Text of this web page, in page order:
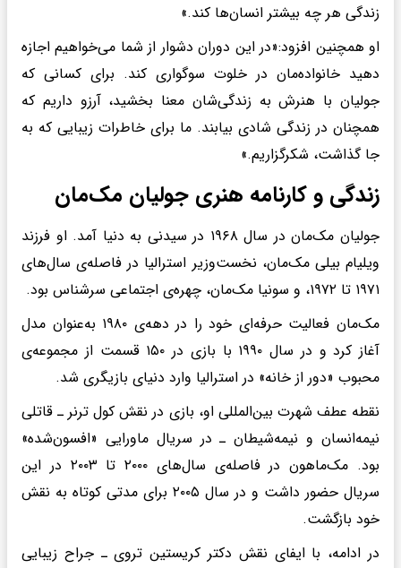
زندگی هر چه بیشتر انسان‌ها کند.»
او همچنین افزود:«در این دوران دشوار از شما می‌خواهیم اجازه
دهید خانواده‌مان در خلوت سوگواری کند. برای کسانی که
جولیان با هنرش به زندگی‌شان معنا بخشید، آرزو داریم که
همچنان در زندگی شادی بیابند. ما برای خاطرات زیبایی که به
جا گذاشت، شکرگزاریم.»
زندگی و کارنامه هنری جولیان مک‌مان
جولیان مک‌مان در سال ۱۹۶۸ در سیدنی به دنیا آمد. او فرزند
ویلیام بیلی مک‌مان، نخست‌وزیر استرالیا در فاصله‌ی سال‌های
۱۹۷۱ تا ۱۹۷۲، و سونیا مک‌مان، چهره‌ی اجتماعی سرشناس بود.
مک‌مان فعالیت حرفه‌ای خود را در دهه‌ی ۱۹۸۰ به‌عنوان مدل
آغاز کرد و در سال ۱۹۹۰ با بازی در ۱۵۰ قسمت از مجموعه‌ی
محبوب «دور از خانه» در استرالیا وارد دنیای بازیگری شد.
نقطه عطف شهرت بین‌المللی او، بازی در نقش کول ترنر ـ قاتلی
نیمه‌انسان و نیمه‌شیطان ـ در سریال ماورایی «افسون‌شده»
بود. مک‌ماهون در فاصله‌ی سال‌های ۲۰۰۰ تا ۲۰۰۳ در این
سریال حضور داشت و در سال ۲۰۰۵ برای مدتی کوتاه به نقش
خود بازگشت.
در ادامه، با ایفای نقش دکتر کریستین تروی ـ جراح زیبایی